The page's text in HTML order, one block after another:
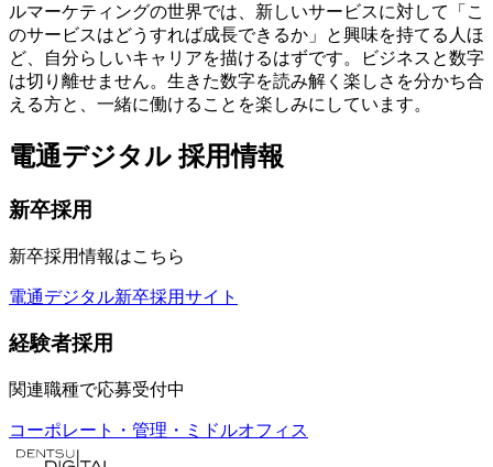
ルマーケティングの世界では、新しいサービスに対して「こ
のサービスはどうすれば成長できるか」と興味を持てる人ほ
ど、自分らしいキャリアを描けるはずです。ビジネスと数字
は切り離せません。生きた数字を読み解く楽しさを分かち合
える方と、一緒に働けることを楽しみにしています。
電通デジタル 採用情報
新卒採用
新卒採用情報はこちら
電通デジタル新卒採用サイト
経験者採用
関連職種で応募受付中
コーポレート・管理・ミドルオフィス